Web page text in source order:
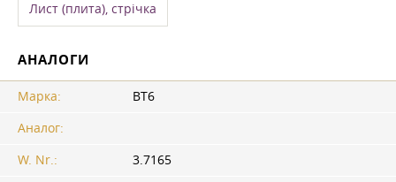
Лист (плита), стрічка
АНАЛОГИ
Марка:
ВТ6
Аналог:
W. Nr.:
3.7165